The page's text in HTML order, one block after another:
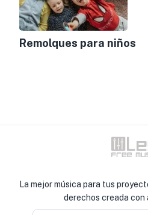
Remolques para niños
La mejor música para tus
derechos creada con